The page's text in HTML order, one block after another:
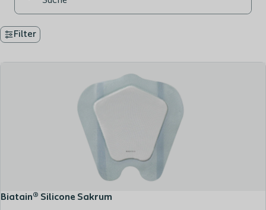
Filter
Biatain® Silicone Sakrum